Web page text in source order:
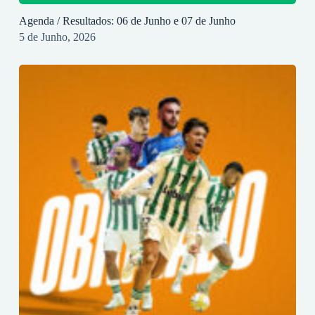
Agenda / Resultados: 06 de Junho e 07 de Junho
5 de Junho, 2026